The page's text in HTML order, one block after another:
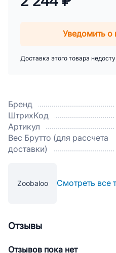
Бренд
ШтрихКод
Артикул
Вес Брутто (для рассчета
доставки)
Zoobaloo Смотреть все
Уведомить о
Доставка этого товара
Отзывы
Отзывов пока нет